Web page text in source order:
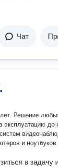
Чат
Решение
эксплуатацию до
и
в задачу